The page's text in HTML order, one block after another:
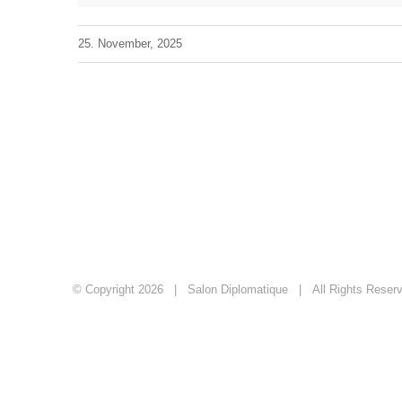
25. November, 2025
© Copyright 2026 | Salon Diplomatique | All Rights